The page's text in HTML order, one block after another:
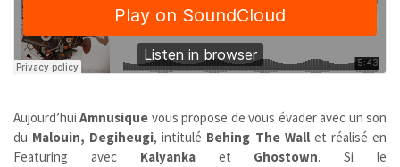
Aujourd’huiAmnusique vous propose de vous évader avec un son
du Malouin, Degiheugi, intitulé Behing The Wallet réalisé en
Featuring avec Kalyankaet Ghostown.
Si le